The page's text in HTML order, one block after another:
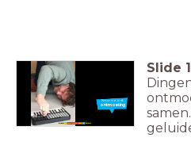
Nieuw woord:
ontmoeting
Slide